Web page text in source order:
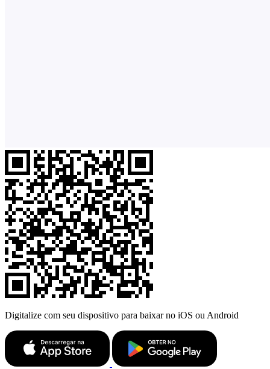
Digitalize com seu dispositivo para baixar no iOS ou Android